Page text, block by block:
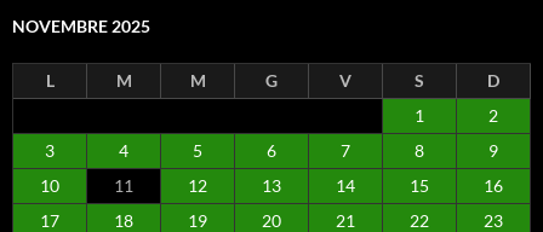
NOVEMBRE 2025
L M M G V S
D
1
2
3
4 5 6 7 8
9
10
11 12 13 14 15
16
17
18 19 20 21 22
23